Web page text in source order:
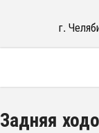
г.
Задняя